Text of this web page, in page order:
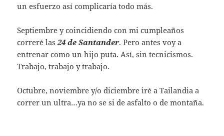
un esfuerzo así complicaría todo más.
Septiembre y coincidiendo con mi cumpleaños
correré las24 de Santander. Pero antes voy a
entrenar como un hijo puta. Así, sin tecnicismos.
Trabajo, trabajo y trabajo.
Octubre, noviembre y/o diciembre iré a Tailandia a
correr un ultra…ya no se si de asfalto o de montaña.